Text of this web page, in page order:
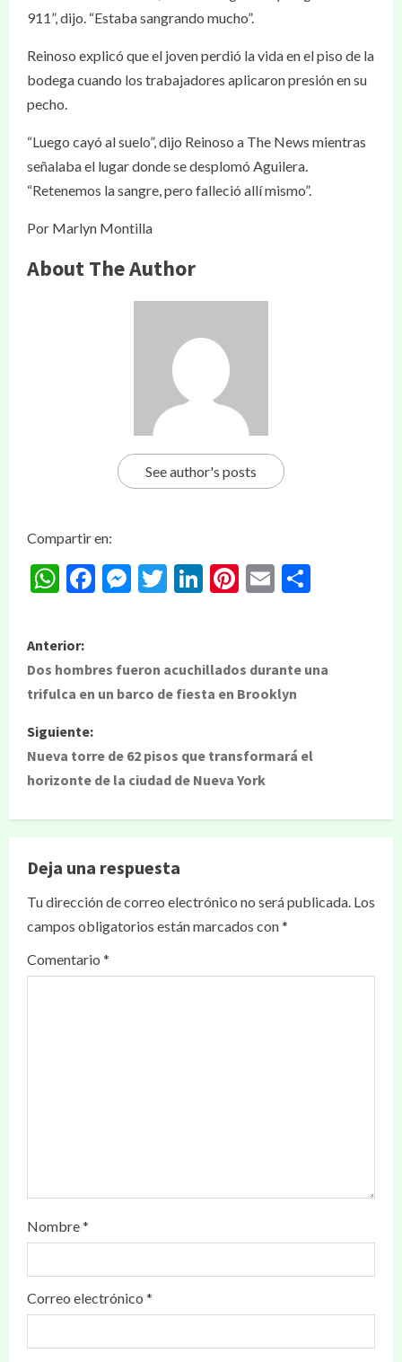
911”, dijo. “Estaba sangrando mucho”.
Reinoso explicó que el joven perdió la vida en el piso de la
bodega cuando los trabajadores aplicaron presión en su
pecho.
“Luego cayó al suelo”, dijo Reinoso a The News mientras
señalaba el lugar donde se desplomó Aguilera.
“Retenemos la sangre, pero falleció allí mismo”.
Por Marlyn Montilla
About The Author
See author's posts
Compartir en:
WhatsApp
Facebook
Messenger
Twitter
LinkedIn
Pinterest
Email
Anterior:
Dos hombres fueron acuchillados durante una
trifulca en un barco de fiesta en Brooklyn
Siguiente:
Nueva torre de 62 pisos que transformará el
horizonte de la ciudad de Nueva York
Deja una respuesta
Tu dirección de correo electrónico no será publicada. Los
campos obligatorios están marcados con*
Comentario *
Nombre*
Correo electrónico *